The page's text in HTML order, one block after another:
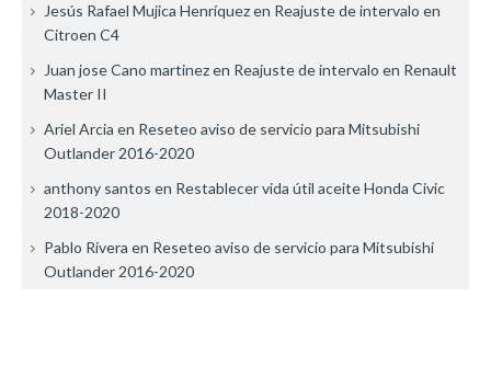
Jesús Rafael Mujica Henríquezen Reajuste de intervalo en
Citroen C4
Juan jose Cano martinezen Reajuste de intervalo en Renault
Master II
Ariel Arcia en Reseteo aviso de servicio para Mitsubishi
Outlander 2016-2020
anthony santos en Restablecer vida útil aceite Honda Civic
2018-2020
Pablo Rivera en Reseteo aviso de servicio para Mitsubishi
Outlander 2016-2020